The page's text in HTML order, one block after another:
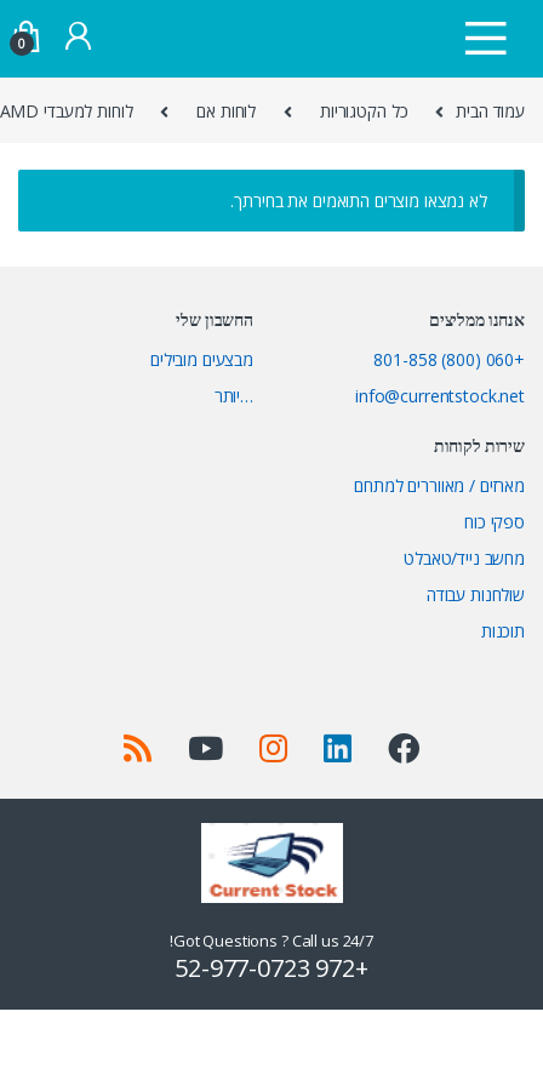
0
עמוד הבית כל הקטגוריות לוחות אם לוחות למעבדי AMD
לא נמצאו מוצרים התואמים את בחירתך.
אנחנו ממליצים
+060 (800) 801-858
info@currentstock.net
החשבון שלי
מבצעים מובילים
…יותר
שירות לקוחות
מארזים / מאווררים למתחם
ספקי כוח
מחשב נייד/טאבלט
שולחנות עבודה
תוכנות
Got Questions ? Call us 24/7!
+972 52-977-0723